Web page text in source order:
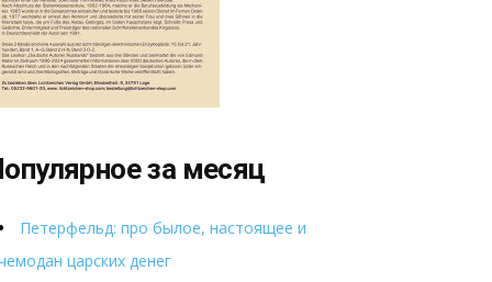
за месяц
Петерфельд: про былое, настоящее и
царских денег